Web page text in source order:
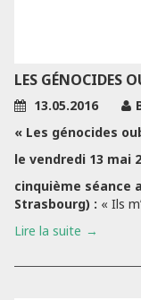
LES GÉNOCIDES
13.05.2016
« Les génocides
le vendredi 13 mai
cinquième séance
Strasbourg) : « Ils
Lire la suite